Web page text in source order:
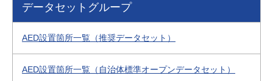
データセットグループ
AED設置箇所一覧（推奨データセット）
AED設置箇所一覧（自治体標準オープンデータセット）